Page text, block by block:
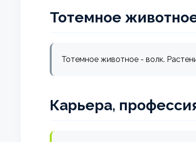
Тотемное
Тотемное животное - волк.
Карьера,